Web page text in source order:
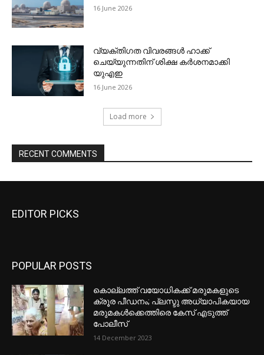
EDITOR PICKS
POPULAR POSTS
കൊല്ലത്ത് വയോധികക്ക് മരുമകളുടെ
ക്രൂര പീഡനം; പ്ലസ്ടു അധ്യാപികയായ
മരുമകൾക്കെത്തിരെ കേസ് എടുത്ത്
പോലീസ്
14 December 2023